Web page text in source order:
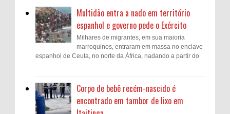
Multidão entra a nado em território
espanhol e governo pede o Exército
Milhares de migrantes, em sua maioria
marroquinos, entraram em massa no enclave
espanhol de Ceuta, no norte da África, nadando a partir do
...
Corpo de bebê recém-nascido é
encontrado em tambor de lixo em